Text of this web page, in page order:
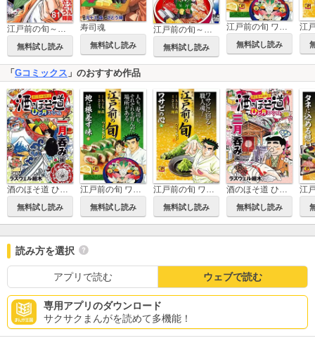
江戸前の旬～後編～（81巻～）
無料試し読み
寿司魂
無料試し読み
江戸前の旬～前編～（1巻～80巻）
無料試し読み
江戸前の旬 ワイドSP 地に根差す味編
無料試し読み
「 Gコミックス 」のおすすめ作品
無料試し読み 無料試し読み 無料試し読み 無料試し読み
読み方を選択
アプリで読む ウェブで読む
専用アプリのダウンロード
サクサクまんがを読めて多機能！